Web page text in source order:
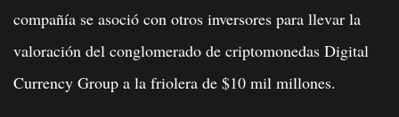
compañía se asoció con otros inversores para llevar la
valoración del conglomerado de criptomonedas Digital
Currency Group a la friolera de $10 mil millones.